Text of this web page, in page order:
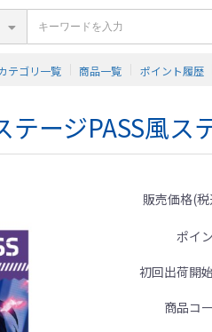
テゴリ一覧 商品一覧 ポイント履歴
ージPASS風ス
販売価格(
ポイ
初回出荷開
商品コ